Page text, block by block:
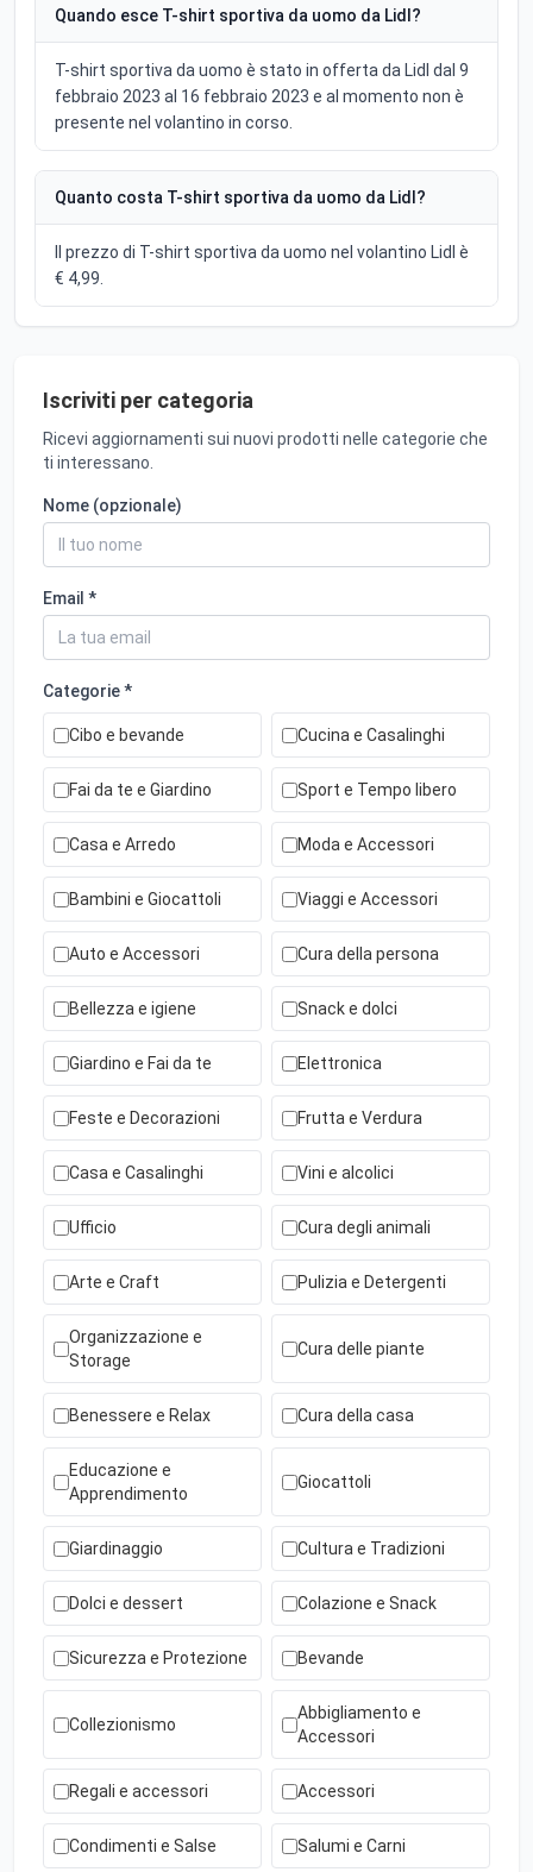
Quando esce T-shirt sportiva da uomo da Lidl?
T-shirt sportiva da uomo è stato in offerta da Lidl dal 9
febbraio 2023 al 16 febbraio 2023 e al momento non è
presente nel volantino in corso.
Quanto costa T-shirt sportiva da uomo da Lidl?
Il prezzo di T-shirt sportiva da uomo nel volantino Lidl è
€ 4,99.
Iscriviti per categoria
Ricevi aggiornamenti sui nuovi prodotti nelle categorie che
ti interessano.
Nome (opzionale)
Email *
Categorie *
Cibo e bevande Cucina e Casalinghi
Fai da te e Giardino Sport e Tempo libero
Casa e Arredo Moda e Accessori
Bambini e Giocattoli Viaggi e Accessori
Auto e Accessori Cura della persona
Bellezza e igiene Snack e dolci
Giardino e Fai da te Elettronica
Feste e Decorazioni Frutta e Verdura
Casa e Casalinghi Vini e alcolici
Ufficio Cura degli animali
Arte e Craft Pulizia e Detergenti
Organizzazione e
Storage
Cura delle piante
Benessere e Relax Cura della casa
Educazione e
Apprendimento
Giocattoli
Giardinaggio Cultura e Tradizioni
Dolci e dessert Colazione e Snack
Sicurezza e Protezione Bevande
Collezionismo
Abbigliamento e
Accessori
Regali e accessori Accessori
Condimenti e Salse Salumi e Carni